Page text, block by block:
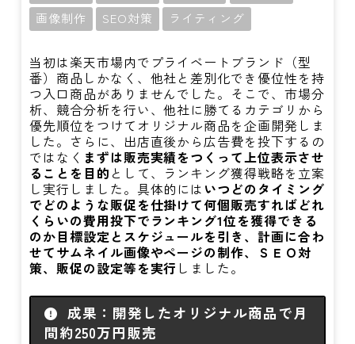
画像制作
SEO対策 ライティング
当初は楽天市場内でプライベートブランド（型
番）商品しかなく、他社と差別化でき優位性を持
つ入口商品がありませんでした。そこで、市場分
析、競合分析を行い、他社に勝てるカテゴリから
優先順位をつけてオリジナル商品を企画開発しま
した。さらに、出店直後から広告費を投下するの
ではなく まずは販売実績をつくって上位表示させ
ることを目的 として、ランキング獲得戦略を立案
し実行しました。具体的には いつどのタイミング
でどのような販促を仕掛けて何個販売すればどれ
くらいの費用投下でランキング1位を獲得できる
のか目標設定とスケジュールを引き、計画に合わ
せてサムネイル画像やページの制作、ＳＥＯ対
策、販促の設定等を実行 しました。
成果：開発したオリジナル商品で月
間約250万円販売